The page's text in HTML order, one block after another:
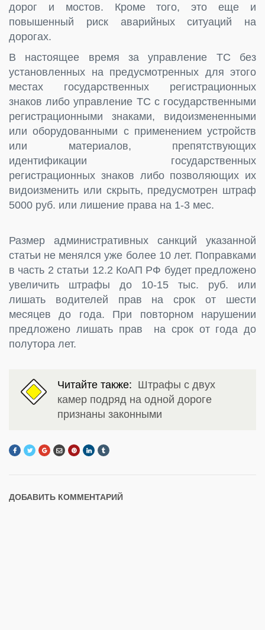
дорог и мостов. Кроме того, это еще и
повышенный риск аварийных ситуаций на
дорогах.
В настоящее время за управление ТС без
установленных на предусмотренных для этого
местах государственных регистрационных
знаков либо управление ТС с государственными
регистрационными знаками, видоизмененными
или оборудованными с применением устройств
или материалов, препятствующих
идентификации государственных
регистрационных знаков либо позволяющих их
видоизменить или скрыть, предусмотрен штраф
5000 руб. или лишение права на 1-3 мес.
Размер административных санкций указанной
статьи не менялся уже более 10 лет. Поправками
в часть 2 статьи 12.2 КоАП РФ будет предложено
увеличить штрафы до 10-15 тыс. руб. или
лишать водителей прав на срок от шести
месяцев до года. При повторном нарушении
предложено лишать прав на срок от года до
полутора лет.
Читайте также: Штрафы с двух
камер подряд на одной дороге
признаны законными
ДОБАВИТЬ КОММЕНТАРИЙ